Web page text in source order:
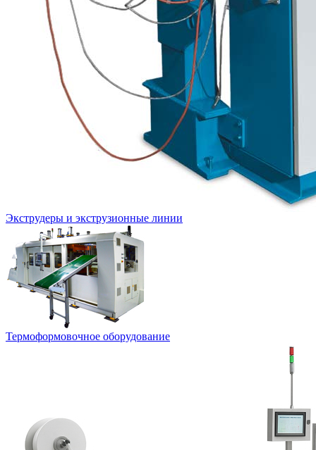
Экструдеры и экструзионные линии
Термоформовочное оборудование